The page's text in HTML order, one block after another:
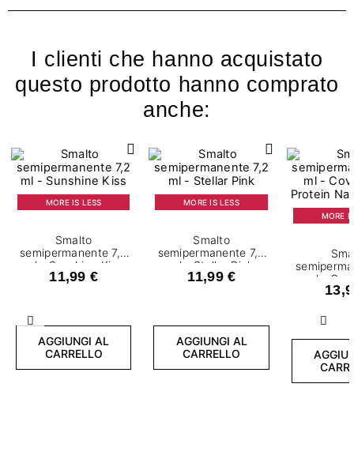
I clienti che hanno acquistato
questo prodotto hanno comprato
anche:
Precedente
MORE IS LESS
Smalto
semipermanente 7,2
ml - Sunshine Kiss
11,99 €
AGGIUNGI AL
CARRELLO
MORE IS LESS
Smalto
semipermanente 7,2
ml - Stellar Pink
11,99 €
AGGIUNGI AL
CARRELLO
MORE
ml -
Protein